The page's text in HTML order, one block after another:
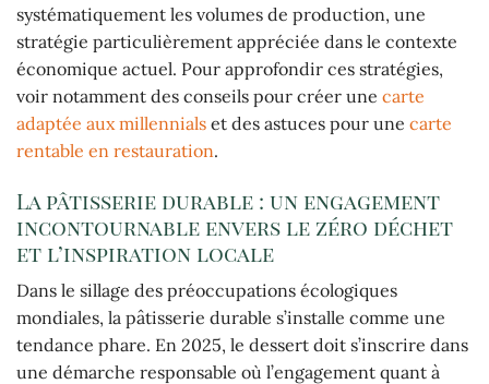
systématiquement les volumes de production, une
stratégie particulièrement appréciée dans le contexte
économique actuel. Pour approfondir ces stratégies,
voir notamment des conseils pour créer une carte
adaptée aux millennials et des astuces pour une carte
rentable en restauration.
La pâtisserie durable : un engagement
incontournable envers le zéro déchet
et l’inspiration locale
Dans le sillage des préoccupations écologiques
mondiales, la pâtisserie durable s’installe comme une
tendance phare. En 2025, le dessert doit s’inscrire dans
une démarche responsable où l’engagement quant à